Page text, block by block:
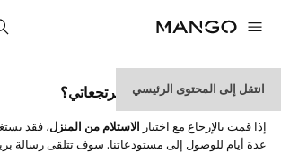
انتقل إلى المحتوى الرئيسي
كيف يمكنني معرفة حالة مرتجعاتي؟
إذا قمت بالإرجاع مع اختيار الاستلام من المنزل، فقد
عدة أيام للوصول إلى مستودعاتنا. سوف تتلقى رسالة